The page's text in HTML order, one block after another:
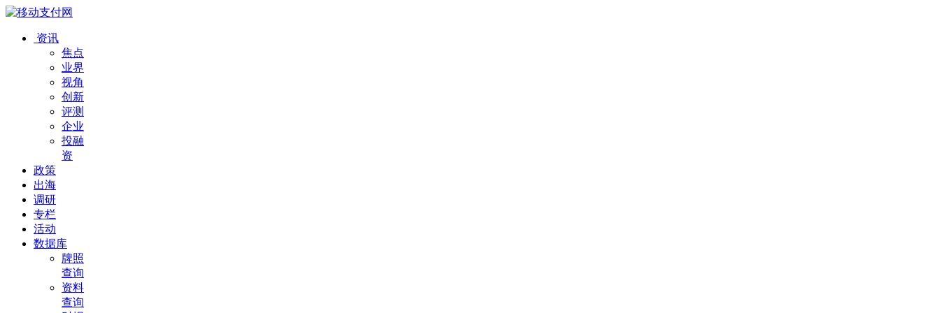
资讯
焦点
业界
视角
创新
评测
企业
投融
资
政策
出海
调研
专栏
活动
数据库
牌照
查询
资料
查询